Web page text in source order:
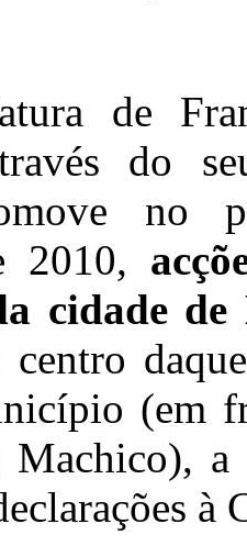
de
do
no
2010,
cidade de
(em
a
à